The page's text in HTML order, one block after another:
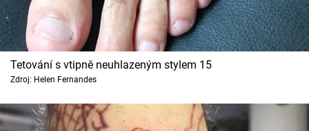
Tetování s vtipně neuhlazeným stylem 15
Zdroj: Helen Fernandes